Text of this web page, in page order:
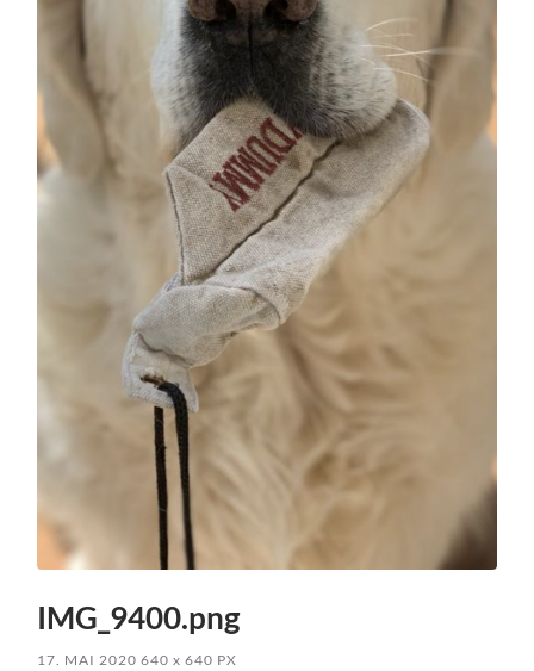
IMG_9400.png
17. MAI 2020 640x 640 PX